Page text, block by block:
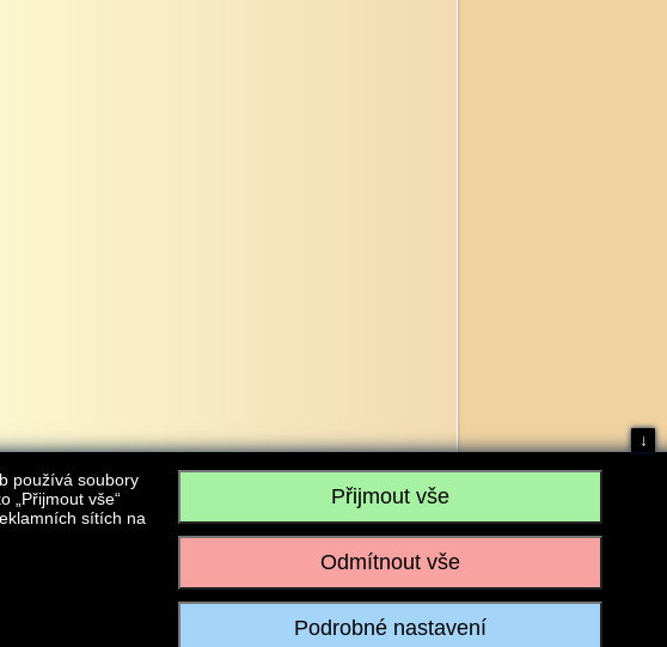
IRSI s.r.o., IČO: 28304845, se sídlem č.p. 17, 768 75 Loukov
Realizace:w-software.com
používá soubory
„Přijmout vše“
sítích na
↓